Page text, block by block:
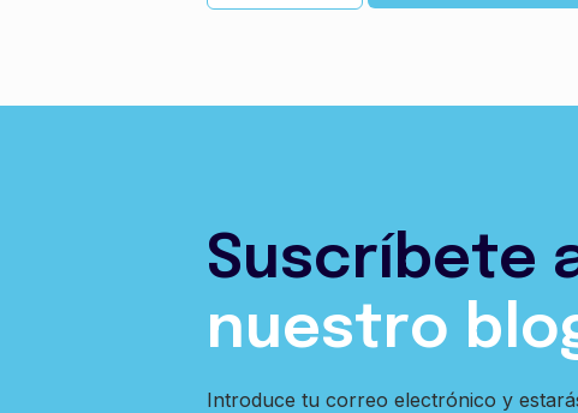
Suscríbete
nuestro
Introduce tu correo electrónico y